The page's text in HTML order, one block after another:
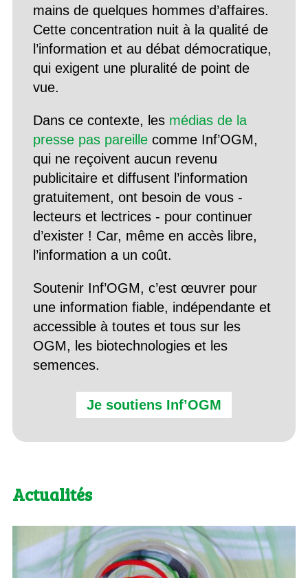
mains de quelques hommes d’affaires.
Cette concentration nuit à la qualité de
l’information et au débat démocratique,
qui exigent une pluralité de point de
vue.
Dans ce contexte, les médias de la
presse pas pareillecomme Inf’OGM,
qui ne reçoivent aucun revenu
publicitaire et diffusent l’information
gratuitement, ont besoin de vous -
lecteurs et lectrices - pour continuer
d’exister ! Car, même en accès libre,
l’information a un coût.
Soutenir Inf’OGM, c’est œuvrer pour
une information fiable, indépendante et
accessible à toutes et tous sur les
OGM, les biotechnologies et les
semences.
Je soutiens Inf’OGM
Actualités